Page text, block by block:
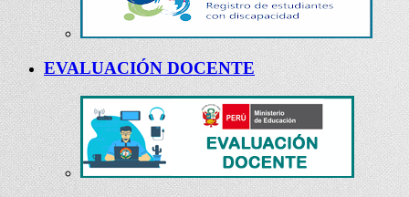
EVALUACIÓN DOCENTE